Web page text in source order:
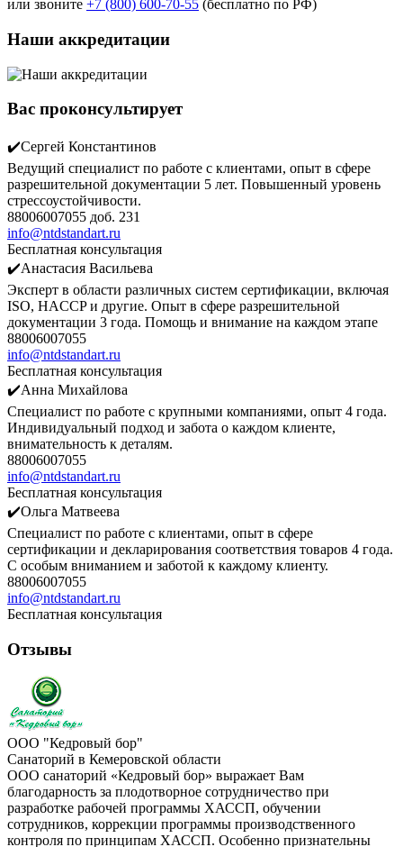
или звоните +7 (800) 600-70-55 (бесплатно по РФ)
Наши аккредитации
Вас проконсультирует
✔️Сергей Константинов
Ведущий специалист по работе с клиентами, опыт в сфере
разрешительной документации 5 лет. Повышенный уровень
стрессоустойчивости.
88006007055 доб. 231
info@ntdstandart.ru
Бесплатная консультация
✔️Анастасия Васильева
Эксперт в области различных систем сертификации, включая
ISO, HACCP и другие. Опыт в сфере разрешительной
документации 3 года. Помощь и внимание на каждом этапе
88006007055
info@ntdstandart.ru
Бесплатная консультация
✔️Анна Михайлова
Специалист по работе с крупными компаниями, опыт 4 года.
Индивидуальный подход и забота о каждом клиенте,
внимательность к деталям.
88006007055
info@ntdstandart.ru
Бесплатная консультация
✔️Ольга Матвеева
Специалист по работе с клиентами, опыт в сфере
сертификации и декларирования соответствия товаров 4 года.
С особым вниманием и заботой к каждому клиенту.
88006007055
info@ntdstandart.ru
Бесплатная консультация
Отзывы
ООО "Кедровый бор"
Санаторий в Кемеровской области
ООО санаторий «Кедровый бор» выражает Вам
благодарность за плодотворное сотрудничество при
разработке рабочей программы ХАССП, обучении
сотрудников, коррекции программы производственного
контроля по принципам ХАССП. Особенно признательны